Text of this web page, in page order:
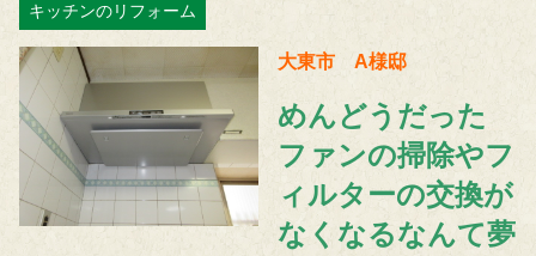
キッチンのリフォーム
大東市 A様邸
めんどうだった
ファンの掃除やフ
ィルターの交換が
なくなるなんて夢